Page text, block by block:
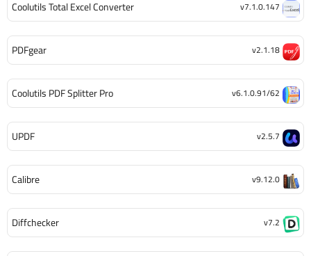
Coolutils Total Excel Converter v7.1.0.147
PDFgear v2.1.18
Coolutils PDF Splitter Pro v6.1.0.91/62
UPDF v2.5.7
Calibre v9.12.0
Diffchecker v7.2